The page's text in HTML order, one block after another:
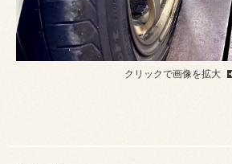
クリックで画像を拡大